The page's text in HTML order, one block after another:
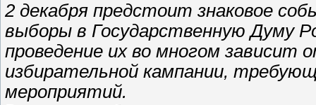
2 декабря предстоит знаковое
выборы в Государственную Думу
проведение их во многом зависит
избирательной кампании,
мероприятий.